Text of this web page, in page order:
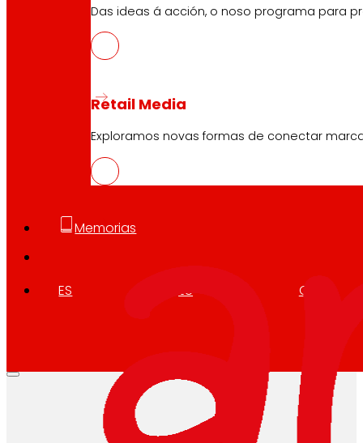
Das ideas á acción, o noso programa para
Retail Media
Exploramos novas formas de conectar
Memorias
ES EU CA